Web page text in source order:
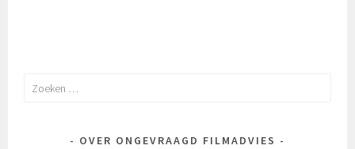
Zoeken
OVER ONGEVRAAGD FILMADVIES